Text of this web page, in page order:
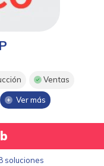
Ventas
Ver más
soluciones